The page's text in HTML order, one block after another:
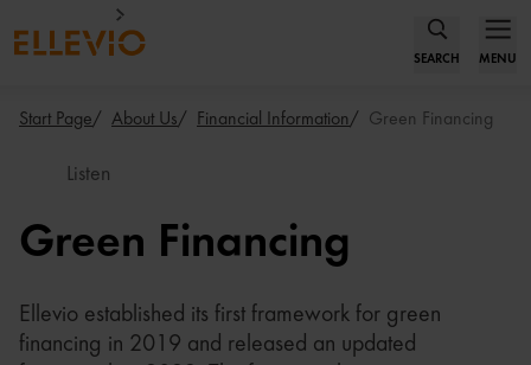
SEARCH MENU
Start Page About Us Financial Information Green Financing
Listen
Green Financing
Ellevio established its first framework for green
financing in 2019 and released an updated